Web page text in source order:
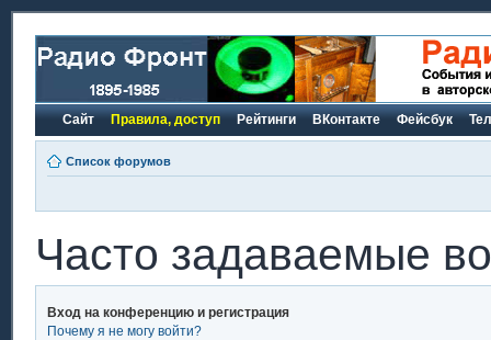
Сайт Правила, доступ Рейтинги ВКонтакте Фейсбук
Список форумов
Часто задаваемые
Вход на конференцию и регистрация
Почему я не могу войти?